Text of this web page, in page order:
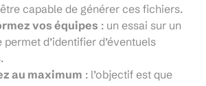
capable de générer ces fichiers.
vos équipes : un essai sur un
d’identifier d’éventuels
au maximum : l’objectif est que